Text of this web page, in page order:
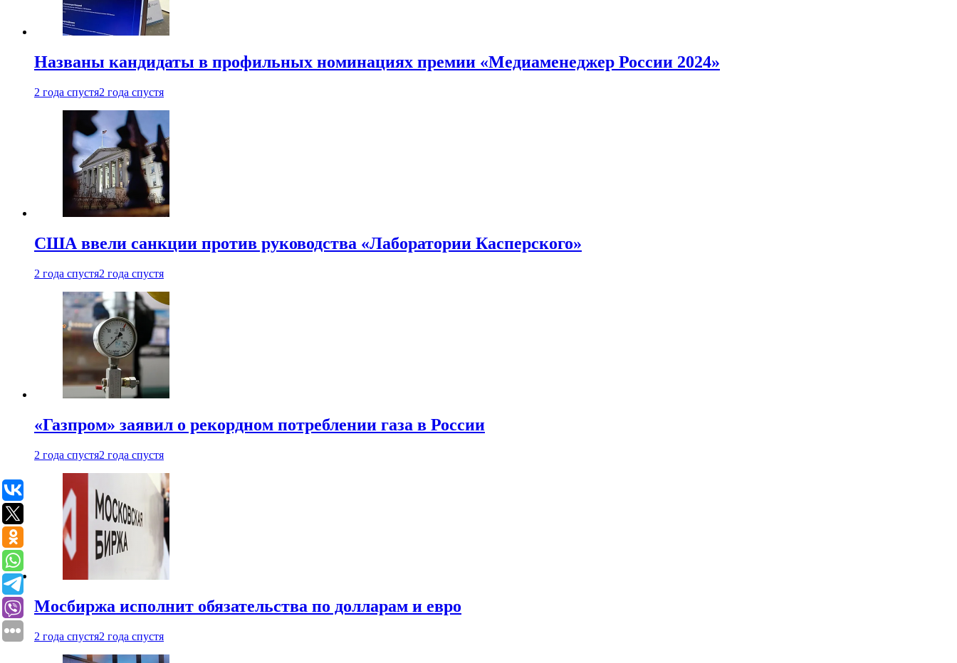
Названы кандидаты в профильных номинациях премии «Медиаменеджер России 2024»
2 года спустя2 года спустя
США ввели санкции против руководства «Лаборатории Касперского»
2 года спустя2 года спустя
«Газпром» заявил о рекордном потреблении газа в России
2 года спустя2 года спустя
Мосбиржа исполнит обязательства по долларам и евро
2 года спустя2 года спустя